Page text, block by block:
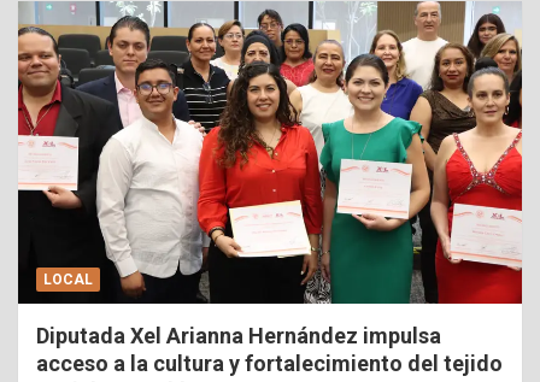
LOCAL
Diputada Xel Arianna Hernández impulsa
acceso a la cultura y fortalecimiento del tejido